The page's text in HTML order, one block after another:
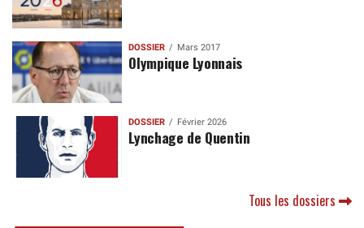
DOSSIER Mars 2017
Olympique Lyonnais
DOSSIER Février 2026
Lynchage de Quentin
Tous les dossiers